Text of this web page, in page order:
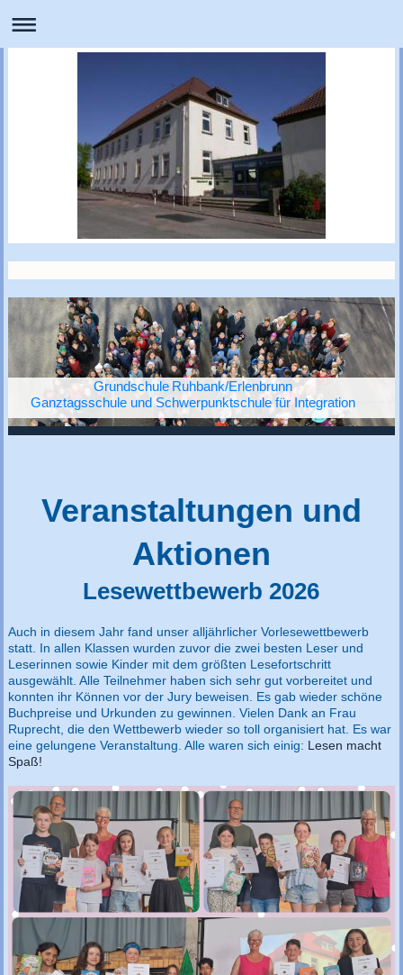
Grundschule Ruhbank/Erlenbrunn
Ganztagsschule und Schwerpunktschule für Integration
Veranstaltungen und
Aktionen
Lesewettbewerb 2026
Auch in diesem Jahr fand unser alljährlicher Vorlesewettbewerb
statt. In allen Klassen wurden zuvor die zwei besten Leser und
Leserinnen sowie Kinder mit dem größten Lesefortschritt
ausgewählt. Alle Teilnehmer haben sich sehr gut vorbereitet und
konnten ihr Können vor der Jury beweisen. Es gab wieder schöne
Buchpreise und Urkunden zu gewinnen. Vielen Dank an Frau
Ruprecht, die den Wettbewerb wieder so toll organisiert hat. Es war
eine gelungene Veranstaltung. Alle waren sich einig: Lesen macht
Spaß!